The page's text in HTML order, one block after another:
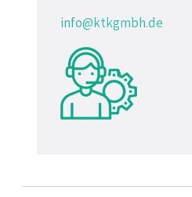
info@ktkgmbh.de